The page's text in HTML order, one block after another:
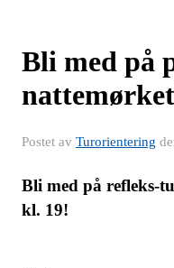
Bli med på
Postet av Turorientering
Bli med på refleks-
kl. 19!